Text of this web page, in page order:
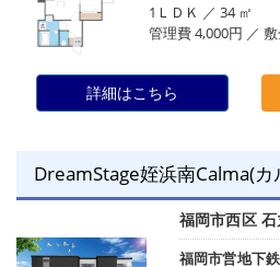
1ＬＤＫ ／ 34 ㎡
管理費 4,000円 ／
詳細はこちら
DreamStage姪浜南Calma(カ
福岡市西区 石
福岡市営地下